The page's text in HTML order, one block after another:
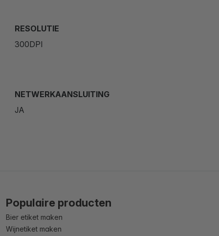
RESOLUTIE
300DPI
NETWERKAANSLUITING
JA
Populaire producten
Bier etiket maken
Wijnetiket maken